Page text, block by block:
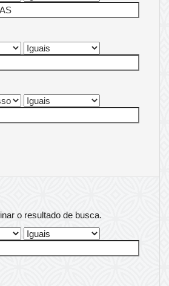
o resultado de busca.